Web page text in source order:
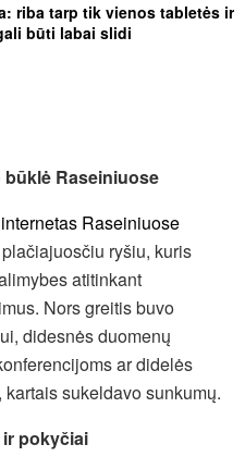
riba tarp tik vienos tabletės ir
būti labai slidi
būklė Raseiniuose
internetas Raseiniuose
ryšiu, kuris
atitinkant
Nors greitis buvo
didesnės duomenų
ar didelės
sukeldavo sunkumų.
pokyčiai